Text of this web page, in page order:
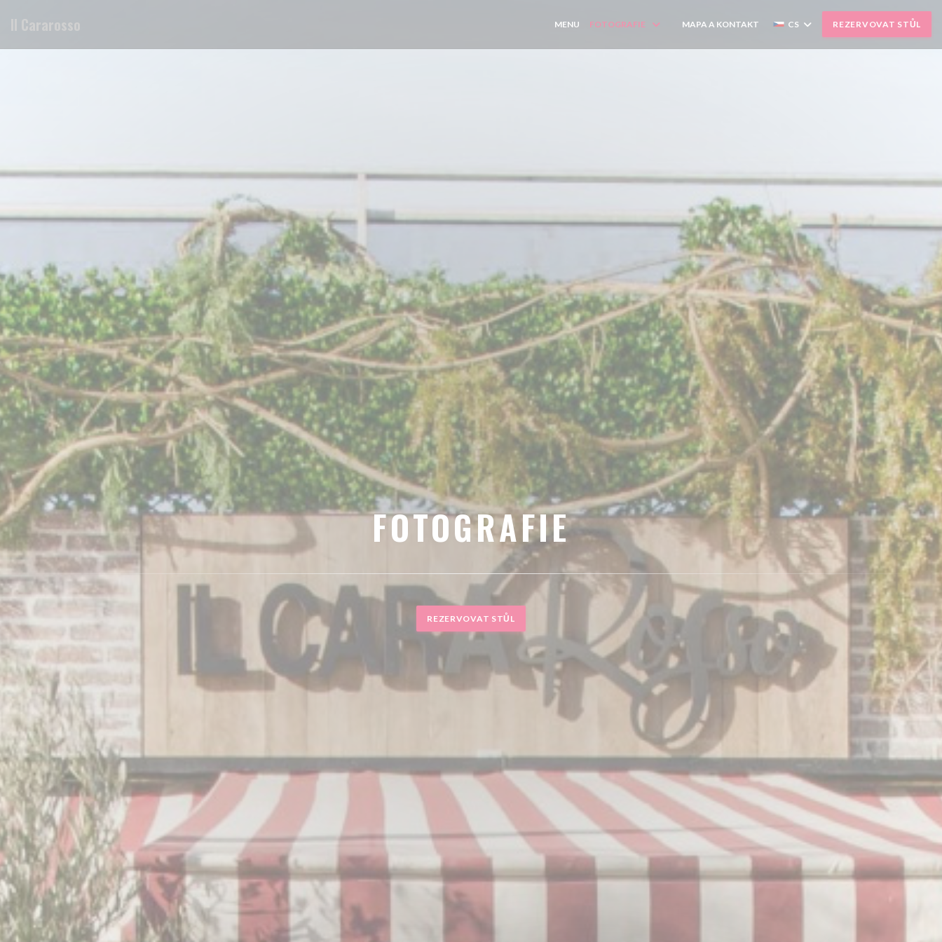
MENU FOTOGRAFIE ((OTEVŘE SE V NOVÉM OKNĚ))
MAPA A KONTAKT CS REZERVOVAT STŮL
FOTOGRAFIE
REZERVOVAT STŮL